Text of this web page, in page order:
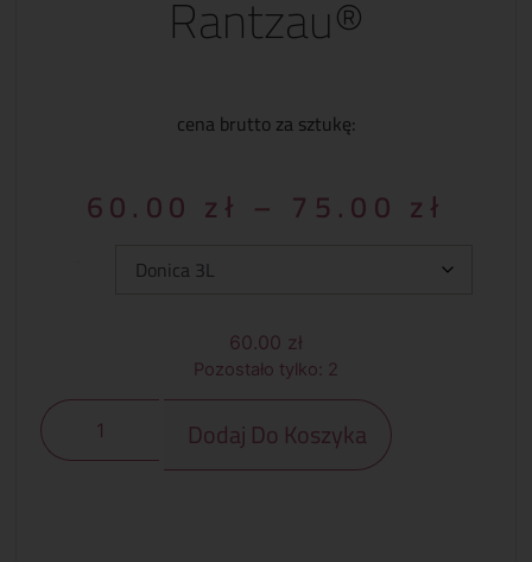
Rantzau®
cena brutto za sztukę:
60.00 zł – 75.00 zł
60.00 zł
Pozostało tylko: 2
Dodaj Do Koszyka